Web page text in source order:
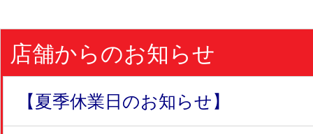
店舗からのお知らせ
【夏季休業日のお知らせ】